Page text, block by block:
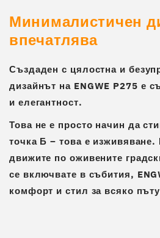
Минималистичен
впечатлява
Създаден с цялостна и
дизайнът на ENGWE P275 е
и елегантност.
Това не е просто начин да
точка Б – това е
движите по оживените
се включвате в събития,
комфорт и стил за всяко